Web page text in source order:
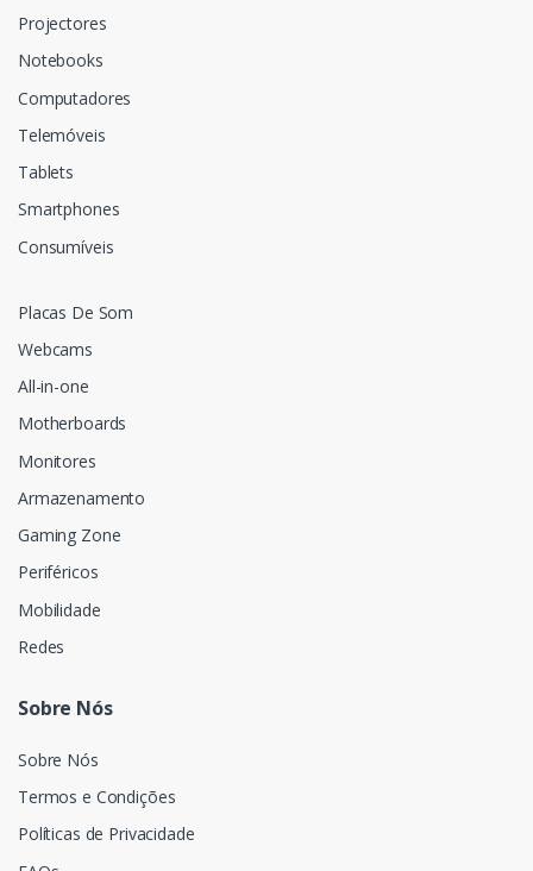
Projectores
Notebooks
Computadores
Telemóveis
Tablets
Smartphones
Consumíveis
Placas De Som
Webcams
All-in-one
Motherboards
Monitores
Armazenamento
Gaming Zone
Periféricos
Mobilidade
Redes
Sobre Nós
Sobre Nós
Termos e Condições
Políticas de Privacidade